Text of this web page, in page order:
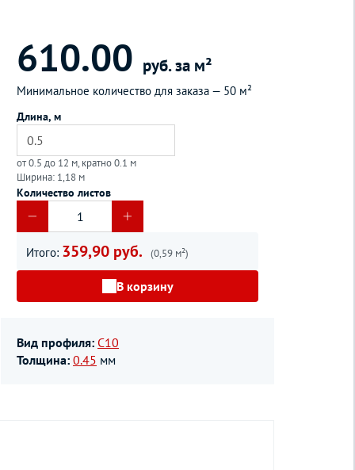
610.00 руб. за м²
Минимальное количество для заказа — 50 м²
Длина, м
от 0.5 до 12 м, кратно 0.1 м
Ширина: 1,18 м
Количество листов
Итого: 359,90 руб. (0,59 м²)
В корзину
Вид профиля: С10
Толщина: 0.45 мм